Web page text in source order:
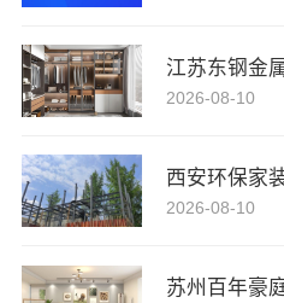
江苏东钢金
2026-08-10
西安环保家
2026-08-10
苏州百年豪